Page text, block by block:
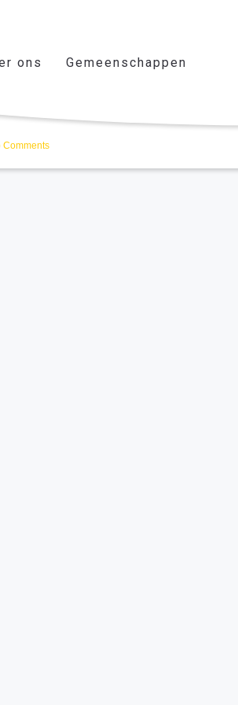
ons Gemeenschappen
Comments